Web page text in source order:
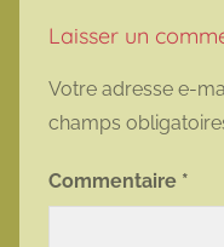
Laisser un
Votre adresse e-
champs
Commentaire *